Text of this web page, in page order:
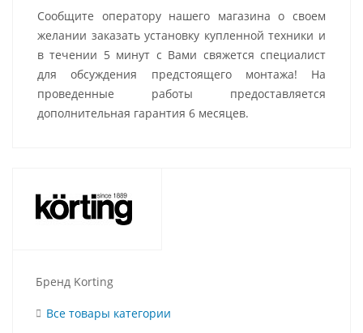
Сообщите оператору нашего магазина о своем
желании заказать установку купленной техники и
в течении 5 минут с Вами свяжется специалист
для обсуждения предстоящего монтажа! На
проведенные работы предоставляется
дополнительная гарантия 6 месяцев.
Бренд Korting
Все товары категории